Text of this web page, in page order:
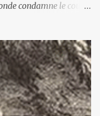
condamne le coup
pour certains sur la